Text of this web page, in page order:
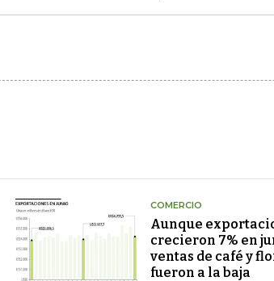
COMERCIO
Aunque
crecieron 7% en
ventas de café y
fueron a la baja